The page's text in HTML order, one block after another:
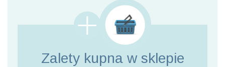
Zalety kupna w sklepie